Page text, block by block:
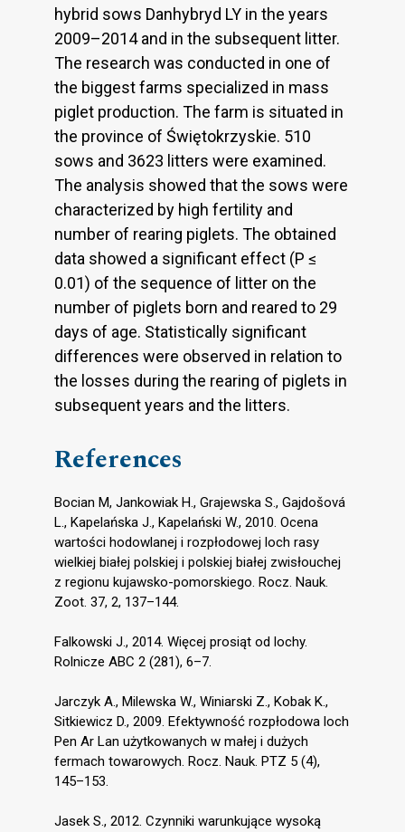
hybrid sows Danhybryd LY in the years
2009–2014 and in the subsequent litter.
The research was conducted in one of
the biggest farms specialized in mass
piglet production. The farm is situated in
the province of Świętokrzyskie. 510
sows and 3623 litters were examined.
The analysis showed that the sows were
characterized by high fertility and
number of rearing piglets. The obtained
data showed a significant effect (P ≤
0.01) of the sequence of litter on the
number of piglets born and reared to 29
days of age. Statistically significant
differences were observed in relation to
the losses during the rearing of piglets in
subsequent years and the litters.
References
Bocian M, Jankowiak H., Grajewska S., Gajdošová
L., Kapelańska J., Kapelański W., 2010. Ocena
wartości hodowlanej i rozpłodowej loch rasy
wielkiej białej polskiej i polskiej białej zwisłouchej
z regionu kujawsko-pomorskiego. Rocz. Nauk.
Zoot. 37, 2, 137–144.
Falkowski J., 2014. Więcej prosiąt od lochy.
Rolnicze ABC 2 (281), 6–7.
Jarczyk A., Milewska W., Winiarski Z., Kobak K.,
Sitkiewicz D., 2009. Efektywność rozpłodowa loch
Pen Ar Lan użytkowanych w małej i dużych
fermach towarowych. Rocz. Nauk. PTZ 5 (4),
145–153.
Jasek S., 2012. Czynniki warunkujące wysoką